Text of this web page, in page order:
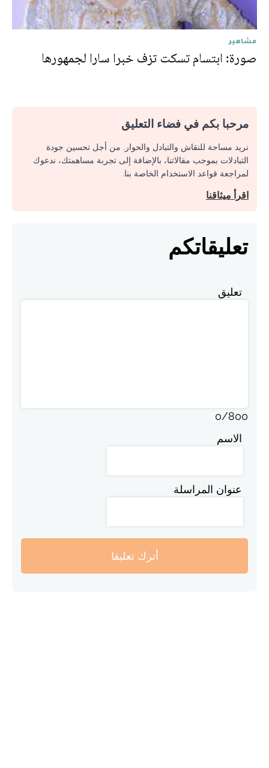
مشاهير
صورة: ابتسام تسكت تزف خبرا سارا لجمهورها
مرحبا بكم في فضاء التعليق
نريد مساحة للنقاش والتبادل والحوار. من أجل تحسين جودة
التبادلات بموجب مقالاتنا، بالإضافة إلى تجربة مساهمتك، ندعوك
لمراجعة قواعد الاستخدام الخاصة بنا.
اقرأ ميثاقنا
تعليقاتكم
تعليق
0/800
الاسم
عنوان المراسلة
أترك تعليقا